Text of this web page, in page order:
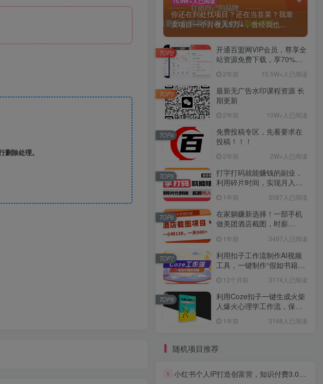
删除处理。
你还在到处找项目？还在当韭菜？我靠
卖项目一个月收入5万+，曾经我也...
开通百盟网VIP会员，尊享全
站资源免费下载，享70%的
惠】2年前 15.5W+人已阅读
TOP2
最新无广告水印课程资源 长
期更新
2年前 10W+人已阅读
TOP3
免费投稿专区，先看要求在
投稿！！！
2年前 2W+人已阅读
TOP4
打字打码就能赚钱的副业，
利用碎片时间，实现月入过
1年前 3587人已阅读
TOP5
在家躺赚新选择！一部手机
做美团酒店截图，时薪
1年前 3497人已阅读
TOP6
利用扣子工作流制作AI视频
工具，一键制作“假如书籍会
12个月前 3174人已阅读
TOP7
利用Coze扣子一键生成火柴
人爆火心理学工作流，保姆
1年前 3168人已阅读
TOP8
随机项目推荐
1 小红书个人IP打造创富营，知识付费3.0全新玩法，直播话术留人成交全流程系统教学